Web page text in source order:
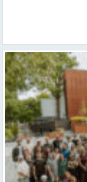
Valmieras teātris